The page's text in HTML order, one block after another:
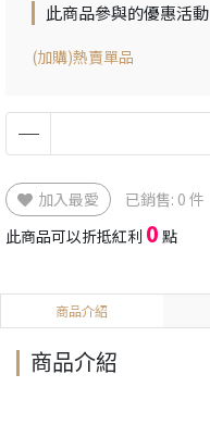
此商品參與的優惠活動
(加購)熱賣單品
加入最愛
已銷售: 0 件
此商品可以折抵紅利 0 點
商品介紹
商品介紹